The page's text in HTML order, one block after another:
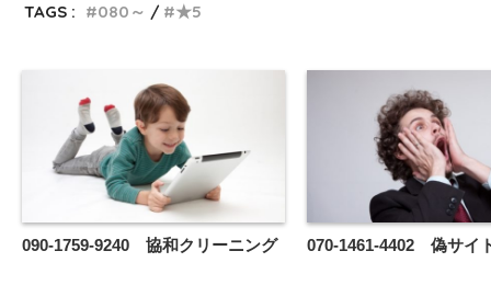
TAGS :
080～ ★5
090-1759-9240 協和クリーニング 070-1461-4402 偽サイ